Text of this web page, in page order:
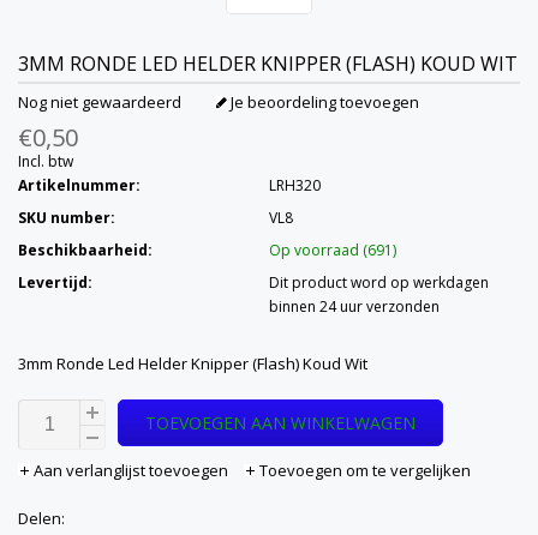
3MM RONDE LED HELDER KNIPPER (FLASH) KOUD WIT
Nog niet gewaardeerd Je beoordeling toevoegen
€0,50
Incl. btw
Artikelnummer:
LRH320
SKU number:
VL8
Beschikbaarheid:
Op voorraad (691)
Levertijd:
Dit product word op werkdagen
binnen 24 uur verzonden
3mm Ronde Led Helder Knipper (Flash) Koud Wit
TOEVOEGEN AAN WINKELWAGEN
Aan verlanglijst toevoegen Toevoegen om te vergelijken
Delen: